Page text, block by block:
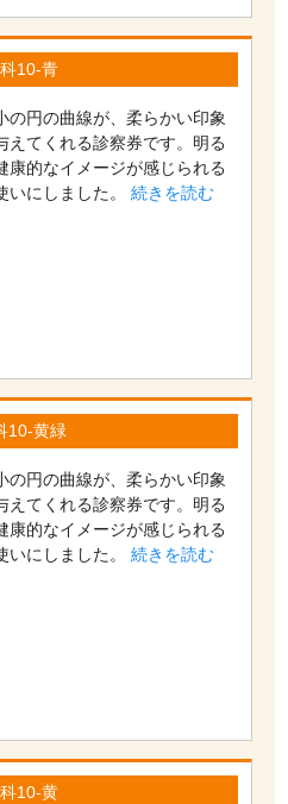
10-青
の円の曲線が、柔らかい印象
えてくれる診察券です。明る
康的なイメージが感じられる
いにしました。続きを読む
10-黄緑
の円の曲線が、柔らかい印象
えてくれる診察券です。明る
康的なイメージが感じられる
いにしました。続きを読む
10-黄